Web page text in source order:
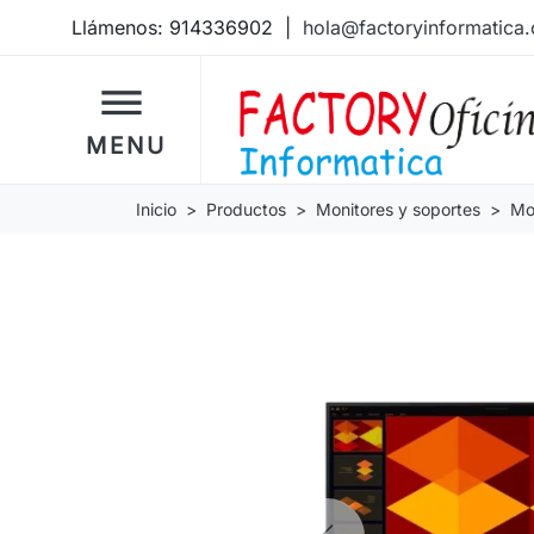
Llámenos: 914336902
dehaze
MENU
Inicio Productos Monitores y soportes